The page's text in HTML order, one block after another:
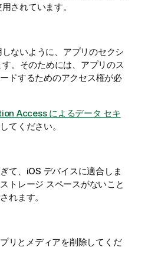
されています。
しないように、アプリのセクシ
。そのためには、アプリのス
ドするためのアクセス権が必
Access によるデータ セキ
てください。
て、 iOS デバイスに適合しま
トレージ スペースがないこと
れます。
リとメディアを削除してくだ